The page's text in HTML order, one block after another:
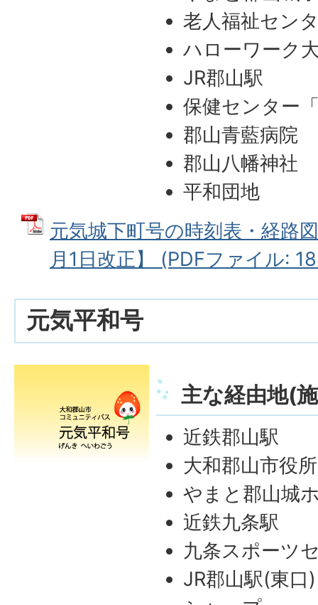
老人福祉セン
ハローワーク
JR郡山駅
保健センター
郡山青藍病院
郡山八幡神社
平和団地
元気城下町号の時刻表・経路
月1日改正】 (PDFファイル:
元気平和号
主な経由地(
近鉄郡山駅
大和郡山市役所
やまと郡山城
近鉄九条駅
九条スポーツ
JR郡山駅(東口)